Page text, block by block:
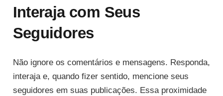
Interaja com Seus
Seguidores
Não ignore os comentários e mensagens. Responda,
interaja e, quando fizer sentido, mencione seus
seguidores em suas publicações. Essa proximidade